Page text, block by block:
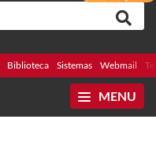
Biblioteca Sistemas Webmail
MENU